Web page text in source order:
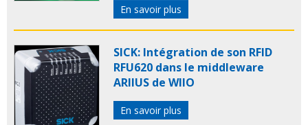
En savoir plus
SICK: Intégration de son RFID
RFU620 dans le middleware
ARIIUS de WIIO
En savoir plus